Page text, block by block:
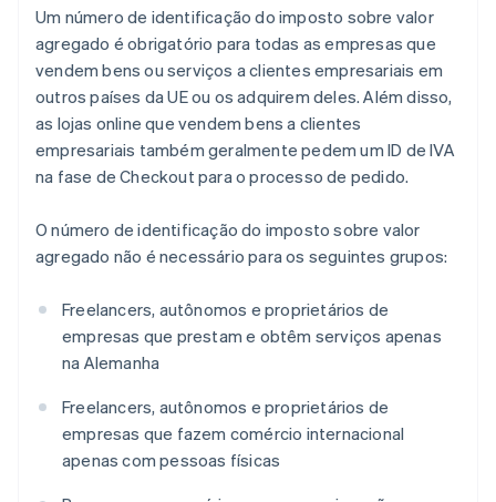
Um número de identificação do imposto sobre valor
agregado é obrigatório para todas as empresas que
vendem bens ou serviços a clientes empresariais em
outros países da UE ou os adquirem deles. Além disso,
as lojas online que vendem bens a clientes
empresariais também geralmente pedem um ID de IVA
na fase de Checkout para o processo de pedido.
O número de identificação do imposto sobre valor
agregado não é necessário para os seguintes grupos:
Freelancers, autônomos e proprietários de
empresas que prestam e obtêm serviços apenas
na Alemanha
Freelancers, autônomos e proprietários de
empresas que fazem comércio internacional
apenas com pessoas físicas